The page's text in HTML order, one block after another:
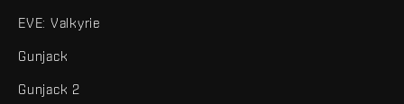
EVE: Valkyrie
Gunjack
Gunjack 2